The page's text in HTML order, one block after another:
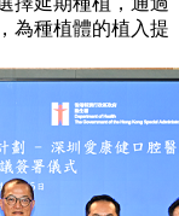
為種植體的植入提